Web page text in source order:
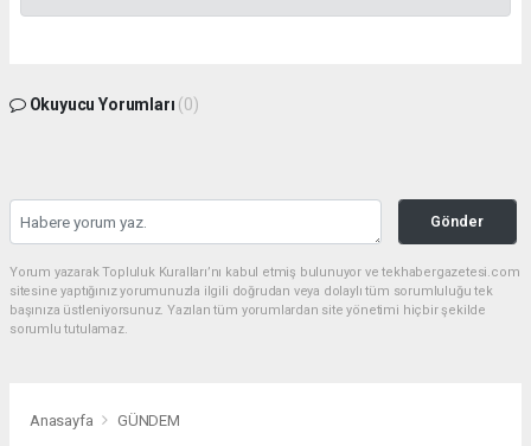
Okuyucu Yorumları (0)
Gönder
Yorum yazarak Topluluk Kuralları’nı kabul etmiş bulunuyor ve tekhabergazetesi.com
sitesine yaptığınız yorumunuzla ilgili doğrudan veya dolaylı tüm sorumluluğu tek
başınıza üstleniyorsunuz. Yazılan tüm yorumlardan site yönetimi hiçbir şekilde
sorumlu tutulamaz.
Anasayfa GÜNDEM